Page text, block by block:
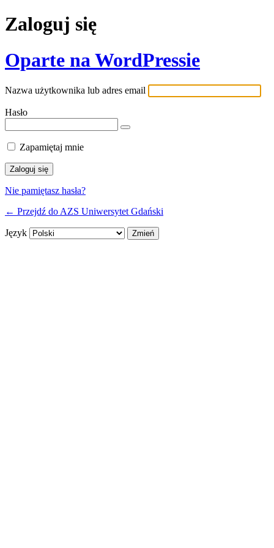
Zaloguj się
Oparte na WordPressie
Nazwa użytkownika lub adres email
Hasło
Zapamiętaj mnie
Nie pamiętasz hasła?
← Przejdź do AZS Uniwersytet Gdański
Język